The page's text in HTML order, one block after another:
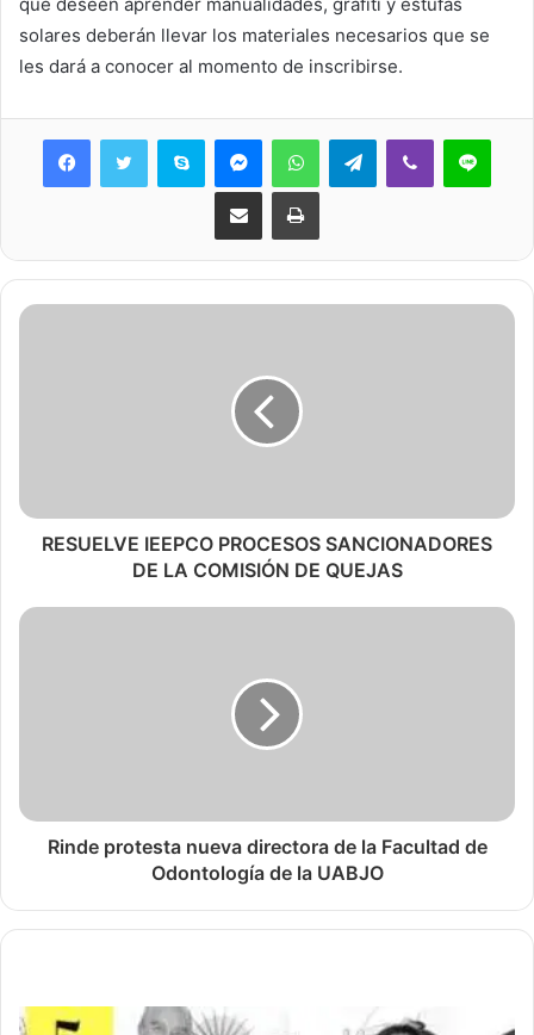
solares deberán llevar los materiales necesarios que se
les dará a conocer al momento de inscribirse.
Skype MessengerWhatsAppTelegramViber Line
Share via Email Print
RESUELVE IEEPCO PROCESOS SANCIONADORES
DE LA COMISIÓN DE QUEJAS
Rinde protesta nueva directora de la Facultad de
Odontología de la UABJO